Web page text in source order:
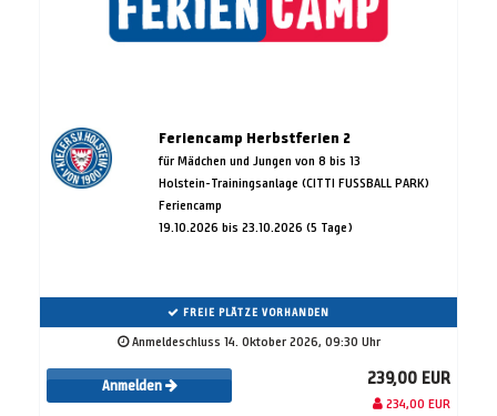
Feriencamp Herbstferien 2
für Mädchen und Jungen von 8 bis 13
Holstein-Trainingsanlage (CITTI FUSSBALL PARK)
Feriencamp
19.10.2026 bis 23.10.2026 (5 Tage)
FREIE PLÄTZE VORHANDEN
Anmeldeschluss 14. Oktober 2026, 09:30 Uhr
Anmelden 239,00 EUR
234,00 EUR